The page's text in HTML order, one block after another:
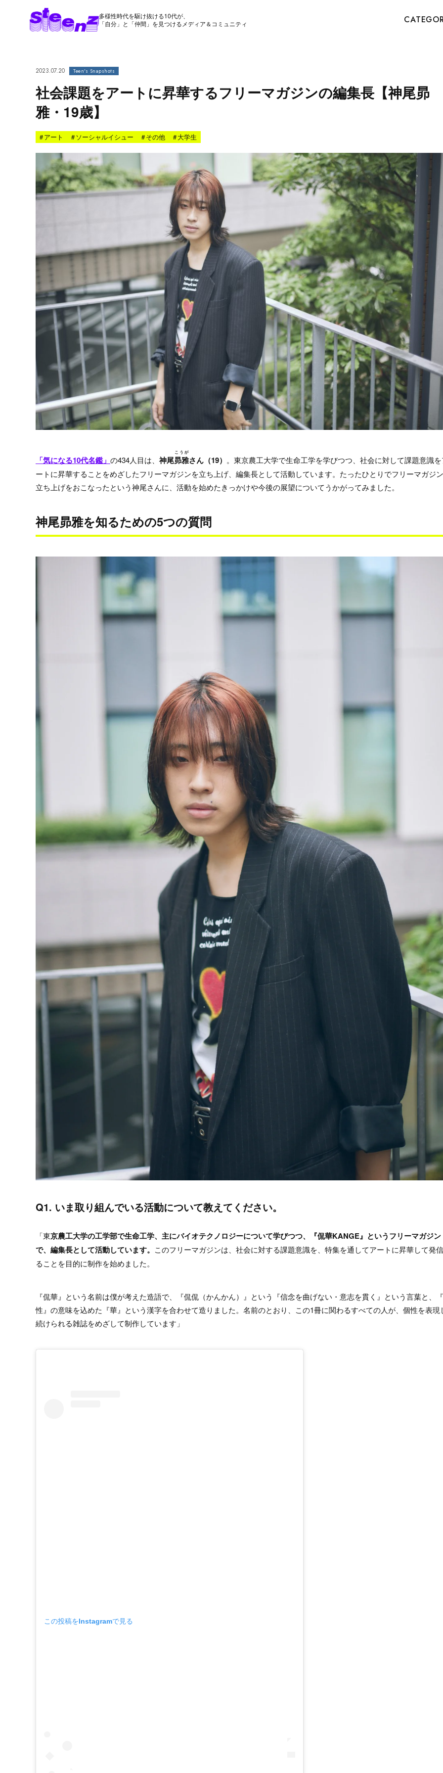
多様性時代を駆け抜ける10代が、
「自分」と「仲間」を見つけるメディア＆コミュニティ
2023.07.20 Teen's Snapshots
社会課題をアートに昇華するフリーマガジンの編集長​​【神尾昴
雅・19歳】
#アート # ソーシャルイシュー #その他 #大学生
「気になる10代名鑑」 の434人目は、 神尾昴雅
こうが
さん（19） 。東京農工大学で生命工学を学びつつ、社会に対して課題意識
ートに昇華​​​​することをめざしたフリーマガジンを立ち上げ、編集長として活動しています。たったひとりでフリーマガジ
立ち上げをおこなったという神尾さんに、活動を始めたきっかけや今後の展望についてうかがってみました。
神尾昴雅を知るための5つの質問
Q1. いま取り組んでいる活動について教えてください。
「東京農工大学の工学部で生命工学、主にバイオテクノロジーについて学びつつ、『侃華KANGE』というフリーマガジン
で、編集長として活動しています。 このフリーマガジンは、社会に対する課題意識を、特集を通してアートに昇華して​​​発
ることを目的に制作を始めました。
『侃華』という名前は僕が考えた造語で、『侃侃（かんかん）』という『信念を曲げない・意志を貫く​』という言葉と、
性』の意味を込めた『華』という漢字を合わせて造りました。名前のとおり、この1冊に関わるすべての人が、個性を表現
続けられる雑誌をめざして制作しています」
この投稿をInstagramで見る